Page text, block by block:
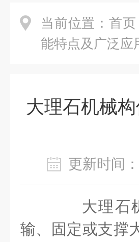
当前位置： 首页
能特点及广泛应
大理石机械
更新时
大理石机
输、固定或支撑